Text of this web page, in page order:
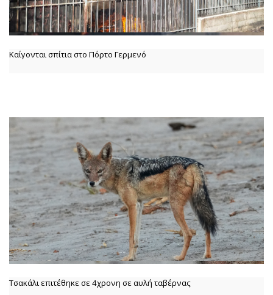
Καίγονται σπίτια στο Πόρτο Γερμενό
Τσακάλι επιτέθηκε σε 4χρονη σε αυλή ταβέρνας